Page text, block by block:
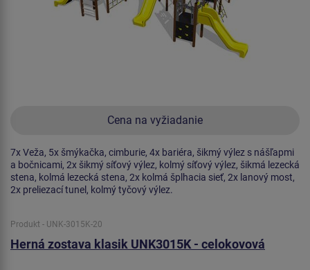
Cena na vyžiadanie
7x Veža, 5x šmýkačka, cimburie, 4x bariéra, šikmý výlez s nášľapmi
a bočnicami, 2x šikmý síťový výlez, kolmý síťový výlez, šikmá lezecká
stena, kolmá lezecká stena, 2x kolmá šplhacia sieť, 2x lanový most,
2x preliezací tunel, kolmý tyčový výlez.
Produkt - UNK-3015K-20
Herná zostava klasik UNK3015K - celokovová